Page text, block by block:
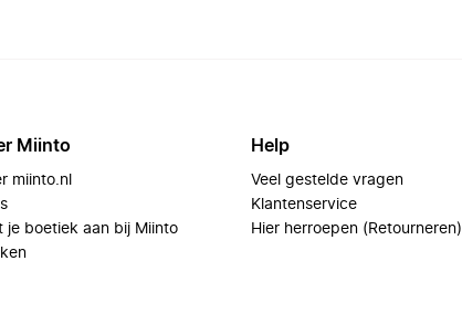
Miinto
miinto.nl
je boetiek aan bij Miinto
Help
Veel gestelde vragen
Klantenservice
Hier herroepen (Retourneren)